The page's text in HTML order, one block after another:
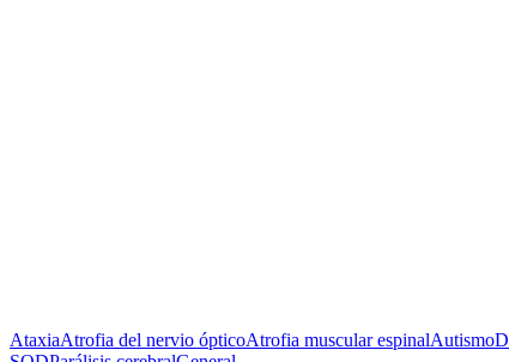
AtaxiaAtrofia del nervio ópticoAtrofia muscular espinalAutismo